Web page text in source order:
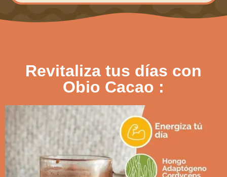
Revitaliza tus días con
Obio Cacao :